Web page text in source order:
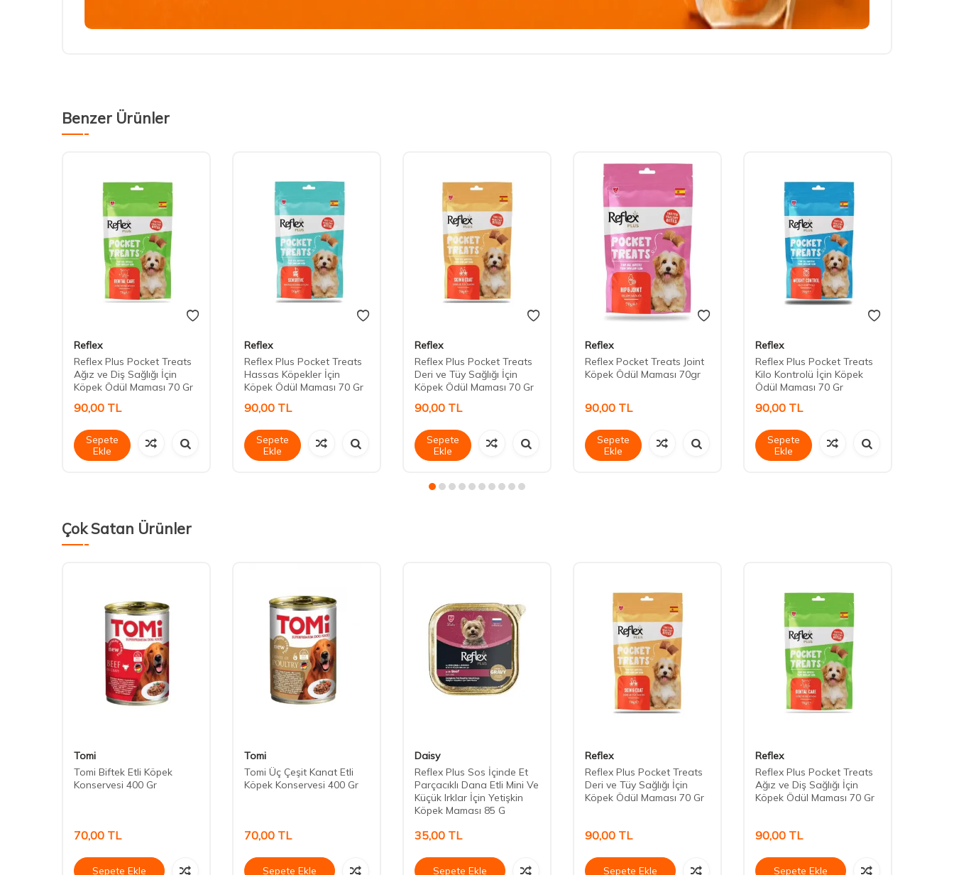
Benzer Ürünler
Reflex
Reflex Plus Pocket Treats
Ağız ve Diş Sağlığı İçin
Köpek Ödül Maması 70 Gr
90,00 TL
Sepete
Ekle
Reflex
Reflex Plus Pocket Treats
Hassas Köpekler İçin
Köpek Ödül Maması 70 Gr
90,00 TL
Sepete
Ekle
Reflex
Reflex Plus Pocket Treats
Deri ve Tüy Sağlığı İçin
Köpek Ödül Maması 70 Gr
90,00 TL
Sepete
Ekle
Reflex
Reflex Pocket Treats Joint
Köpek Ödül Maması 70gr
90,00 TL
Sepete
Ekle
Reflex
Reflex Plus Pocket Treats
Kilo Kontrolü İçin Köpek
Ödül Maması 70 Gr
90,00 TL
Sepete
Ekle
Çok Satan Ürünler
Tomi
Tomi Biftek Etli Köpek
Konservesi 400 Gr
70,00 TL
Sepete Ekle
Tomi
Tomi Üç Çeşit Kanat Etli
Köpek Konservesi 400 Gr
70,00 TL
Sepete Ekle
Daisy
Reflex Plus Sos İçinde Et
Parçacıklı Dana Etli Mini Ve
Küçük Irklar İçin Yetişkin
Köpek Maması 85 G
35,00 TL
Sepete Ekle
Reflex
Reflex Plus Pocket Treats
Deri ve Tüy Sağlığı İçin
Köpek Ödül Maması 70 Gr
90,00 TL
Sepete Ekle
Reflex
Reflex Plus Pocket Treats
Ağız ve Diş Sağlığı İçin
Köpek Ödül Maması 70 Gr
90,00 TL
Sepete Ekle